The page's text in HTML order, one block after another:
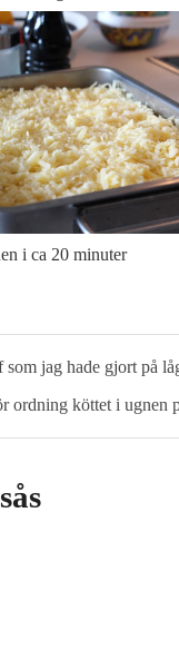
i ca 20 minuter
jag hade gjort på
ordning köttet i